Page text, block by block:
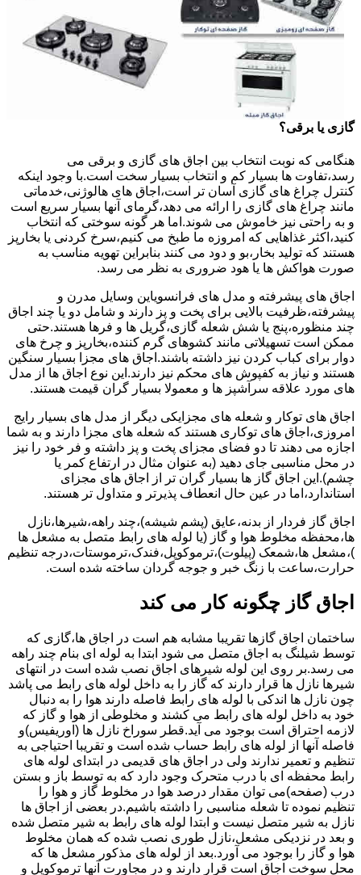
گازی یا برقی؟
هنگامی که نوبت انتخاب بین اجاق های گازی و برقی می
رسد،تفاوت ها بسیار کم و انتخاب بسیار سخت است.با وجود اینکه
کنترل چراغ های گازی آسان تر است،اجاق های هالوژنی،خدماتی
مانند چراغ های گازی را ارائه می دهد،گرمای آنها بسیار سریع است
و به راحتی نیز خاموش می شوند.اما هر گونه سوختی که انتخاب
کنید،اکثر غذاهایی که امروزه ما طبخ می کنیم،سرخ کردنی یا بخارپز
هستند که تولید بخار،بو و دود می کنند بنابراین تهویه مناسب به
صورت هواکش ها یا هود ضروری به نظر می رسد.
اجاق های پیشرفته و مدل های فرانسویاین وسایل مدرن و
پیشرفته،ظرفیت بالایی برای پخت و پز دارند و شامل دو یا چند اجاق
چند منظوره،پنج یا شش شعله گازی،گریل ها و فرها هستند.حتی
ممکن است تسهیلاتی مانند کشوهای گرم کننده،بخارپز و چرخ های
دوار برای کباب کردن نیز داشته باشند.اجاق های مجزا بسیار سنگین
هستند و نیاز به کفپوش های محکم نیز دارند.این نوع اجاق ها از مدل
های مورد علاقه سرآشپز ها و معمولا بسیار گران قیمت هستند.
اجاق های توکار و شعله های مجزایکی دیگر از مدل های بسیار رایج
امروزی،اجاق های توکاری هستند که شعله های مجزا دارند و به شما
اجازه می دهند تا دو فضای مجزای پخت و پز داشته و فر خود را نیز
در محل مناسبی جای دهید (به عنوان مثال در ارتفاع کمر یا
چشم).این اجاق گاز ها بسیار گران تر از اجاق های مجزای
استاندارد،اما در عین حال انعطاف پذیرتر و متداول تر هستند.
اجاق گاز فردار از بدنه،عایق (پشم شیشه)،چند راهه،شیرها،نازل
ها،محفظه مخلوط هوا و گاز (یا لوله های رابط متصل به مشعل ها
)،مشعل ها،شمعک (پیلوت)،ترموکوپل،فندک،ترموستات،درجه تنظیم
حرارت،ساعت با زنگ خبر و جوجه گردان ساخته شده است.
اجاق گاز چگونه کار می کند
ساختمان اجاق گازها تقریبا مشابه هم است در اجاق ها،گازی که
توسط شیلنگ به اجاق متصل می شود ابتدا به لوله ای بنام چند راهه
می رسد.بر روی این لوله شیرهای اجاق نصب شده است در انتهای
شیرها نازل ها قرار دارند که گاز را به داخل لوله های رابط می پاشد
چون نازل ها اندکی با لوله های رابط فاصله دارند هوا را به دنبال
خود به داخل لوله های رابط می کشند و مخلوطی از هوا و گاز که
لازمه احتراق است بوجود می آید.قطر سوراخ نازل ها (اوریفیس)و
فاصله آنها از لوله های رابط حساب شده است و تقریبا احتیاجی به
تنظیم و تعمیر ندارند ولی در اجاق های قدیمی در ابتدای لوله های
رابط محفظه ای با درب متحرک وجود دارد که به توسط باز و بستن
درب (صفحه)می توان مقدار درصد هوا در مخلوط گاز و هوا را
تنظیم نموده تا شعله مناسبی را داشته باشیم.در بعضی از اجاق ها
نازل به شیر متصل نیست و ابتدا لوله های رابط به شیر متصل شده
و بعد در نزدیکی مشعل،نازل طوری نصب شده که همان مخلوط
هوا و گاز را بوجود می آورد.بعد از لوله های مذکور مشعل ها که
محل سوخت اجاق است قرار دارند و در مجاورت آنها ترموکوپل و